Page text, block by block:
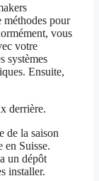
méthodes pour
vous
votre
systèmes
Ensuite,
derrière.
de la saison
en Suisse.
un dépôt
installer.